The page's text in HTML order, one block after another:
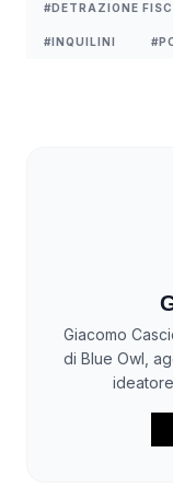
#DETRAZIONE
#INQUILINI
Giacomo
di Blue Owl,